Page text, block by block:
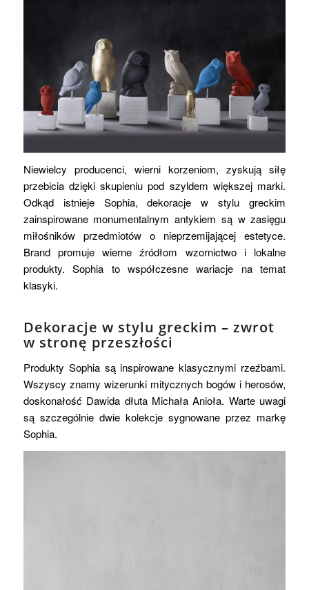
Niewielcy producenci, wierni korzeniom, zyskują siłę
przebicia dzięki skupieniu pod szyldem większej marki.
Odkąd istnieje Sophia, dekoracje w stylu greckim
zainspirowane monumentalnym antykiem są w zasięgu
miłośników przedmiotów o nieprzemijającej estetyce.
Brand promuje wierne źródłom wzornictwo i lokalne
produkty. Sophia to współczesne wariacje na temat
klasyki.
Dekoracje w stylu greckim – zwrot
w stronę przeszłości
Produkty Sophia są inspirowane klasycznymi rzeźbami.
Wszyscy znamy wizerunki mitycznych bogów i herosów,
doskonałość Dawida dłuta Michała Anioła. Warte uwagi
są szczególnie dwie kolekcje sygnowane przez markę
Sophia.